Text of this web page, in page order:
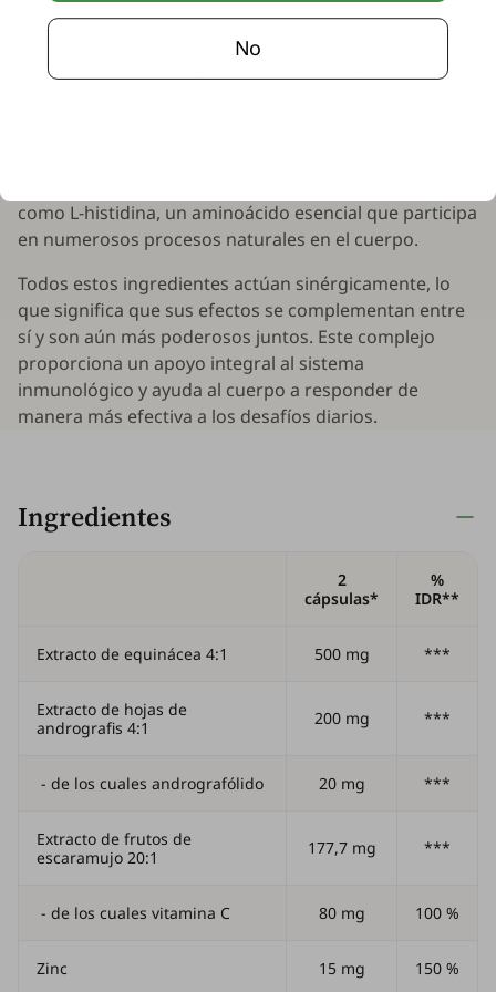
redondos de color rojo característico, ricos en
vitamina C, que contribuye al funcionamiento del
sistema inmunológico y reduce la fatiga.
como L-histidina, un aminoácido esencial que participa
en numerosos procesos naturales en el cuerpo.
Todos estos ingredientes actúan sinérgicamente, lo
que significa que sus efectos se complementan entre
sí y son aún más poderosos juntos. Este complejo
proporciona un apoyo integral al sistema
inmunológico y ayuda al cuerpo a responder de
manera más efectiva a los desafíos diarios.
Ingredientes
2
cápsulas*
%
IDR**
Extracto de equinácea 4:1 500 mg ***
Extracto de hojas de
andrografis 4:1
200 mg ***
- de los cuales andrografólido 20 mg ***
Extracto de frutos de
escaramujo 20:1
177,7 mg ***
- de los cuales vitamina C 80 mg 100 %
Zinc 15 mg 150 %
No